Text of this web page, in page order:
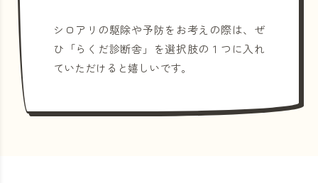
シロアリの駆除や予防をお考えの際は、ぜ
ひ「らくだ診断舎」を選択肢の１つに入れ
ていただけると嬉しいです。